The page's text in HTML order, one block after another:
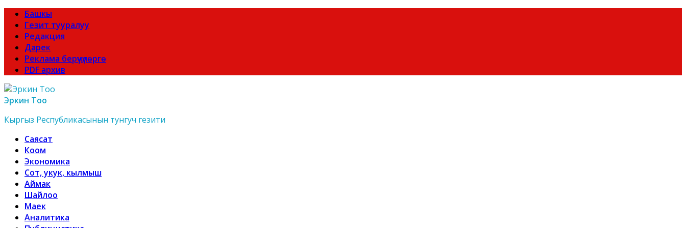
Башкы
Гезит тууралуу
Редакция
Дарек
Реклама берүүчүлөргө
PDF архив
Эркин Тоо
Кыргыз Республикасынын тунгуч гезити
Саясат
Коом
Экономика
Сот, укук, кылмыш
Аймак
Шайлоо
Маек
Аналитика